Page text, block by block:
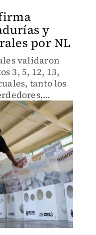
y
por NL
validaron
3, 5, 12, 13,
tanto los